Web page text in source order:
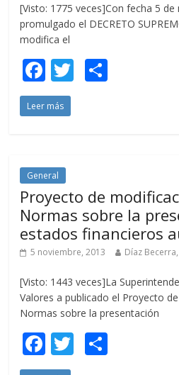
[Visto: 1775 veces]Con fecha 5
promulgado el DECRETO
modifica el
F
ac
e
o
o
k
T
r
Leer más
General
Proyecto de
Normas sobre la
estados financieros
5 noviembre, 2013 Díaz
[Visto: 1443 veces]La
Valores a publicado el Proyecto
Normas sobre la presentación
F
ac
T